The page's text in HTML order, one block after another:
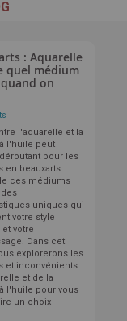
: Aquarelle
quel médium
on
l'aquarelle et la
l'huile peut
pour les
en beauxarts.
ces médiums
uniques qui
votre style
votre
Dans cet
explorerons les
et inconvénients
et de la
l'huile pour vous
un choix